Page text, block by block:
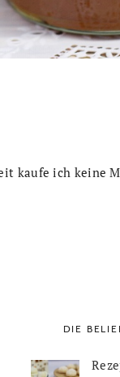
kaufe ich keine
DIE